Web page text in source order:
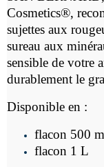
Cosmetics®,
sujettes aux
sureau aux
sensible de votre
durablement le
Disponible en :
flacon 500
flacon 1 L